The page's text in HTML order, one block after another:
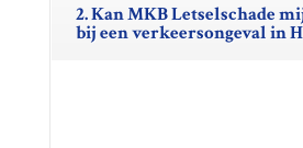
2. Kan MKB Letselschade
bij een verkeersongeval in